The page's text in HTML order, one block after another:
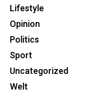
Lifestyle
Opinion
Politics
Sport
Uncategorized
Welt